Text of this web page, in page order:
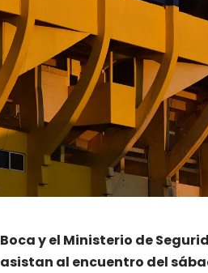
Boca y el Ministerio de
asistan al encuentro del